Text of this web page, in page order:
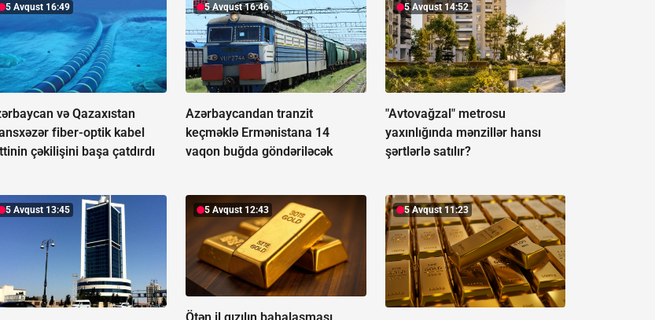
5 Avqust 16:49
və Qazaxıstan
fiber-optik kabel
çəkilişini başa çatdırdı
5 Avqust 16:46
Azərbaycandan tranzit
keçməklə Ermənistana 14
vaqon buğda göndəriləcək
5 Avqust 14:52
"Avtovağzal" metrosu
yaxınlığında mənzillər hansı
şərtlərlə satılır?
5 Avqust 13:45 5 Avqust 12:43 5 Avqust 11:23